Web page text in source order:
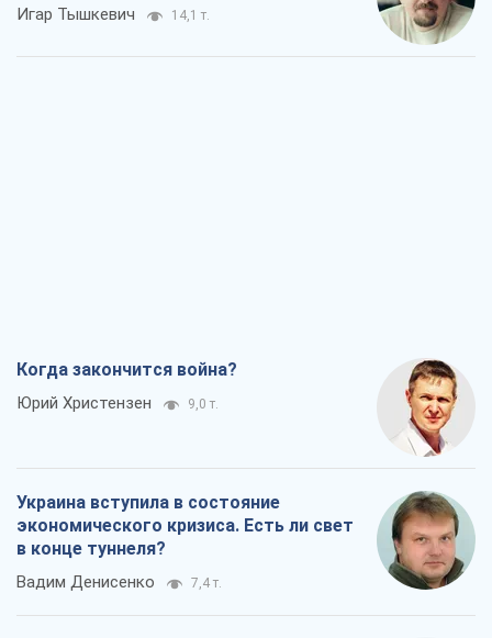
Игар Тышкевич 14,1 т.
Когда закончится война?
Юрий Христензен 9,0 т.
Украина вступила в состояние
экономического кризиса. Есть ли свет
в конце туннеля?
Вадим Денисенко 7,4 т.